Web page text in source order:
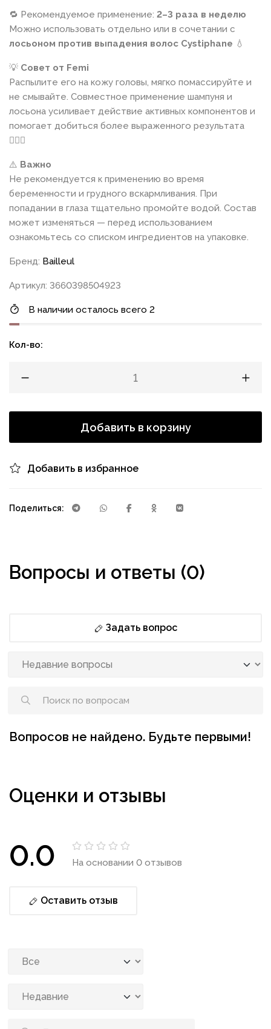
🔁 Рекомендуемое применение: 2–3 раза в неделю
Можно использовать отдельно или в сочетании с
лосьоном против выпадения волос Cystiphane 💧
💡 Совет от Femi
Распылите его на кожу головы, мягко помассируйте и
не смывайте. Совместное применение шампуня и
лосьона усиливает действие активных компонентов и
помогает добиться более выраженного результата
💆‍♀️✨
⚠️ Важно
Не рекомендуется к применению во время
беременности и грудного вскармливания. При
попадании в глаза тщательно промойте водой. Состав
может изменяться — перед использованием
ознакомьтесь со списком ингредиентов на упаковке.
Бренд: Bailleul
Артикул: 3660398504923
В наличии осталось всего 2
Кол-во:
Добавить в корзину
Добавить в избранное
Поделиться:
Вопросы и ответы (0)
Задать вопрос
Вопросов не найдено. Будьте первыми!
Оценки и отзывы
0.0 На основании 0 отзывов
Оставить отзыв